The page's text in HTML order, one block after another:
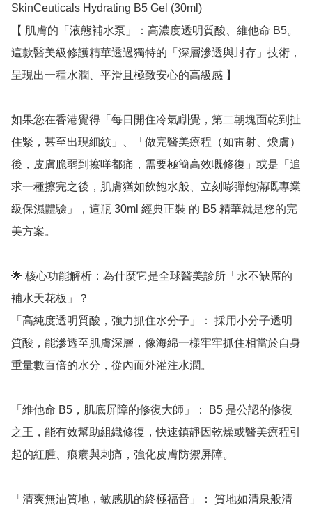
SkinCeuticals Hydrating B5 Gel (30ml)
【 肌膚的「液態補水泵」：高濃度透明質酸、維他命 B5。
這款醫美級修護精華透過獨特的「深層滲透與封存」技術，
呈現出一種水潤、平滑且極致安心的高級感 】
如果您在香港覺得「每日開住冷氣瞓覺，第二朝塊面乾到扯
住緊，甚至出現細紋」、「做完醫美療程（如雷射、煥膚）
後，皮膚脆弱到擦咩都痛，需要極簡高效嘅修復」或是「追
求一種擦完之後，肌膚猶如飲飽水般、立刻嘭彈飽滿嘅專業
級保濕體驗」，這瓶 30ml 經典正裝 的 B5 精華就是您的完
美方案。
🌟 核心功能解析：為什麼它是全球醫美診所「永不缺席的
補水天花板」？
「高純度透明質酸，強力抓住水分子」： 採用小分子透明
質酸，能滲透至肌膚深層，像海綿一樣牢牢抓住相當於自身
重量數百倍的水分，從內而外灌注水潤。
「維他命 B5，肌底屏障的修復大師」： B5 是公認的修復
之王，能有效幫助組織修復，快速鎮靜因乾燥或醫美療程引
起的紅腫、痕癢與刺痛，強化皮膚防禦屏障。
「清爽無油質地，敏感肌的終極福音」： 質地如清泉般清